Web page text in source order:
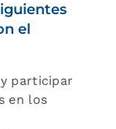
el
participar
en los